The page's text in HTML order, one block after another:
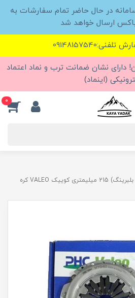
در حال حاضر تمام سفارشات به
ارسال خواهد شد
دارای نشان ضمانت ترب و نماد اعتماد
(اینماد)
0
کیت کلاچ(دیسک و صفحه و بلبرینگ) 215 میلیمتری کوییک VALEO کره